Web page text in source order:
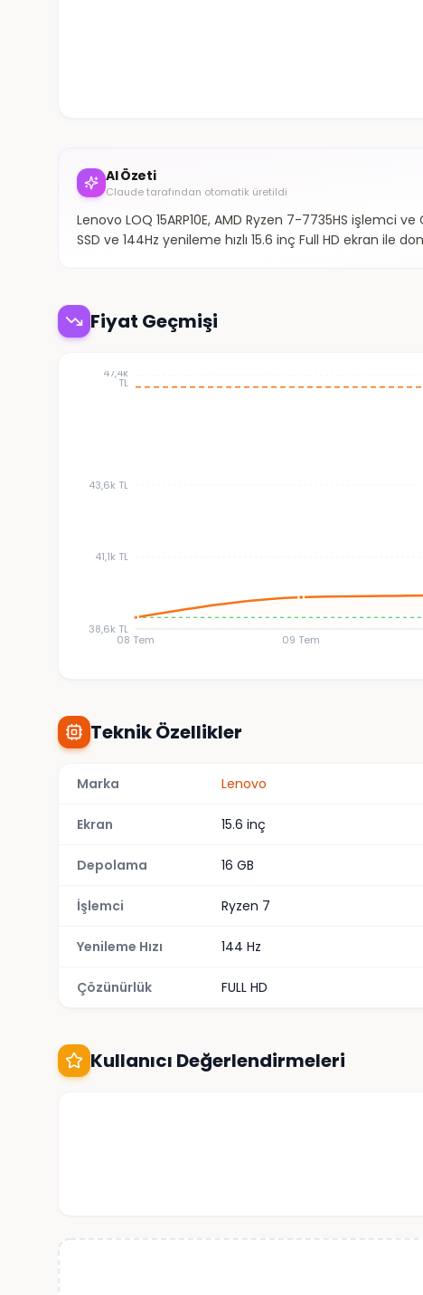
AI Özeti
Claude tarafından otomatik üretildi
Lenovo LOQ 15ARP10E, AMD Ryzen 7-7735HS işlemci
SSD ve 144Hz yenileme hızlı 15.6 inç Full HD ekran ile
Fiyat Geçmişi
08 Tem 09 Tem
38,6k TL
41,1k TL
43,6k TL
47,4k
TL
Teknik Özellikler
Marka Lenovo
Ekran 15.6 inç
Depolama 16 GB
İşlemci Ryzen 7
Yenileme Hızı 144 Hz
Çözünürlük FULL HD
Kullanıcı Değerlendirmeleri